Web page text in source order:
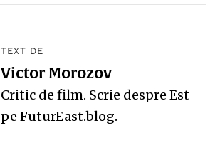
TEXT DE
Victor Morozov
Critic de film. Scrie despre Est
pe FuturEast.blog.